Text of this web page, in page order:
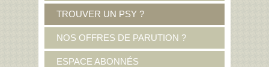
TROUVER UN PSY ?
NOS OFFRES DE PARUTION ?
ESPACE ABONNÉS